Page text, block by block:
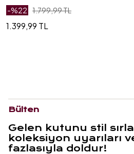
-%22 1.799,99 TL
1.399,99 TL
Bülten
Gelen kutunu stil
koleksiyon uyarıları
fazlasıyla doldur!